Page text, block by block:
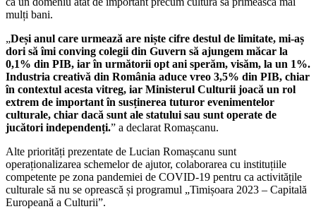
mulți bani.
„Deși anul care urmează are niște cifre destul de limitate, mi-aș
dori să îmi conving colegii din Guvern să ajungem măcar la
0,1% din PIB, iar în următorii opt ani sperăm, visăm, la un 1%.
Industria creativă din România aduce vreo 3,5% din PIB, chiar
în contextul acesta vitreg, iar Ministerul Culturii joacă un rol
extrem de important în susținerea tuturor evenimentelor
culturale, chiar dacă sunt ale statului sau sunt operate de
jucători independenți.” a declarat Romașcanu.
Alte priorități prezentate de Lucian Romașcanu sunt
operaționalizarea schemelor de ajutor, colaborarea cu instituțiile
competente pe zona pandemiei de COVID-19 pentru ca activitățile
culturale să nu se oprească și programul „Timișoara 2023 – Capitală
Europeană a Culturii”.